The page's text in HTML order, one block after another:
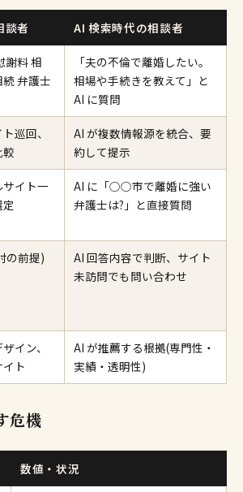
談者 AI 検索時代の相談者
謝料 相
弁護士
「夫の不倫で離婚したい。
相場や手続きを教えて」と
AI に質問
巡回、
較
AI が複数情報源を統合、要
約して提示
イト一
AI に「○○市で離婚に強い
弁護士は?」と直接質問
の前提)
AI 回答内容で判断、サイト
未訪問でも問い合わせ
イン、
ト
AI が推薦する根拠(専門性・
実績・透明性)
危機
数値・状況